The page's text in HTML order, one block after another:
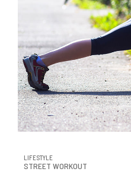
LIFESTYLE
STREET WORKOUT